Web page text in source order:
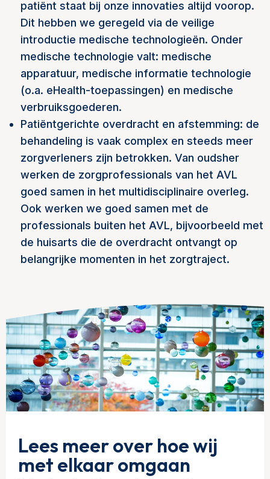
patiënt staat bij onze innovaties altijd voorop.
Dit hebben we geregeld via de veilige
introductie medische technologieën. Onder
medische technologie valt: medische
apparatuur, medische informatie technologie
(o.a. eHealth-toepassingen) en medische
verbruiksgoederen.
Patiëntgerichte overdracht en afstemming: de
behandeling is vaak complex en steeds meer
zorgverleners zijn betrokken. Van oudsher
werken de zorgprofessionals van het AVL
goed samen in het multidisciplinaire overleg.
Ook werken we goed samen met de
professionals buiten het AVL, bijvoorbeeld met
de huisarts die de overdracht ontvangt op
belangrijke momenten in het zorgtraject.
Lees meer over hoe wij
met elkaar omgaan